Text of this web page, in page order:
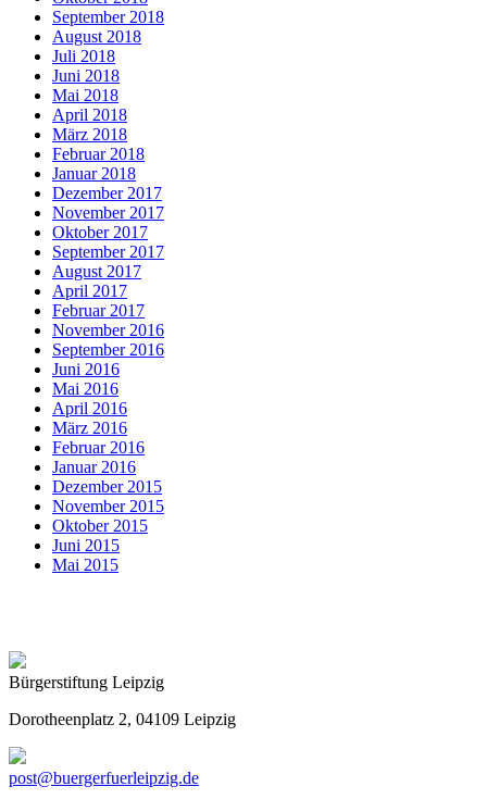
September 2018
August 2018
Juli 2018
Juni 2018
Mai 2018
April 2018
März 2018
Februar 2018
Januar 2018
Dezember 2017
November 2017
Oktober 2017
September 2017
August 2017
April 2017
Februar 2017
November 2016
September 2016
Juni 2016
Mai 2016
April 2016
März 2016
Februar 2016
Januar 2016
Dezember 2015
November 2015
Oktober 2015
Juni 2015
Mai 2015
Bürgerstiftung Leipzig
Dorotheenplatz 2, 04109 Leipzig
post@buergerfuerleipzig.de